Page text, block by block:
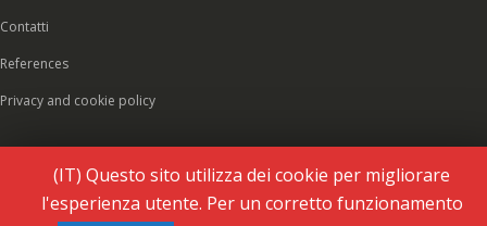
Contatti
References
Privacy and cookie policy
(IT) Questo sito utilizza dei cookie per migliorare
l'esperienza utente. Per un corretto funzionamento